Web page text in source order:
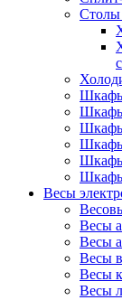
Столы
Шкафы
Шкафы
Шкафы
Шкафы
Шкафы
Шкафы
Весы
Весы
Весы
Весы
Весы
Весы